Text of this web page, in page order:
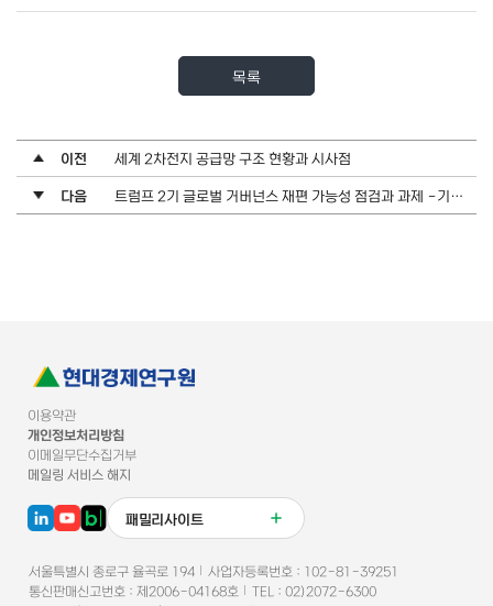
목록
이전
세계 2차전지 공급망 구조 현황과 시사점
다음
트럼프 2기 글로벌 거버넌스 재편 가능성 점검과 과제 -기후·보건·개발협력 부문을 중심으로
이용약관
개인정보처리방침
이메일무단수집거부
메일링 서비스 해지
패밀리사이트
서울특별시 종로구 율곡로 194 사업자등록번호 : 102-81-39251
통신판매신고번호 : 제2006-04168호 TEL : 02)2072-6300